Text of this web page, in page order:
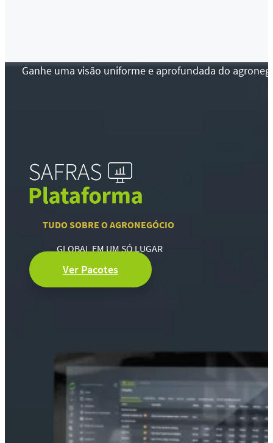
Ganhe uma visão uniforme e aprofundada do
TUDO SOBRE O AGRONEGÓCIO
GLOBAL EM UM SÓ LUGAR
Ver Pacotes